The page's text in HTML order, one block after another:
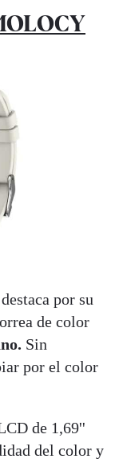
por su
de color
Sin
por el color
de 1,69''
del color y